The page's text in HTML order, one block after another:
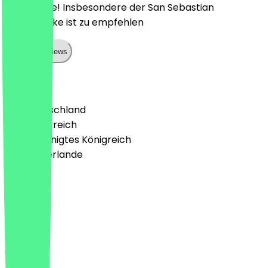
Super Cafe! Insbesondere der San Sebastian
Cheesecake ist zu empfehlen
Show all reviews
🇩🇪 Deutschland
🇦🇹 Österreich
🇬🇧 Vereinigtes Königreich
🇳🇱 Niederlande
About